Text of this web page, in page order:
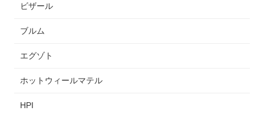
ビザール
ブルム
エグゾト
ホットウィールマテル
HPI